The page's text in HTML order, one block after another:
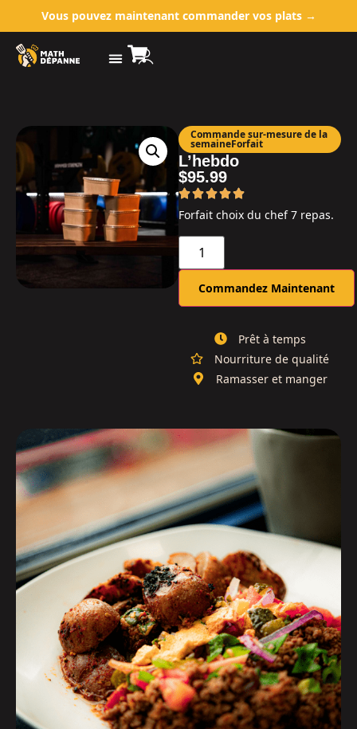
Vous pouvez maintenant commander vos plats →
Commande sur-mesure de la
semaineForfait
L’hebdo
$95.99
Forfait choix du chef 7 repas.
Commandez Maintenant
Prêt à temps
Nourriture de qualité
Ramasser et manger